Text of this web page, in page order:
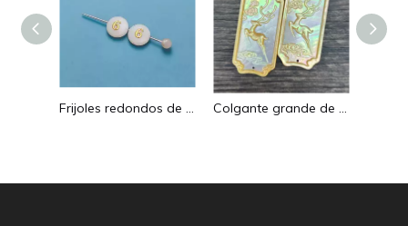
Frijoles redondos de nácar Natural para diseño de collar, corte de letras, cabujón de tamaño pequeño, fabricación de pulseras, concha de diseño Colgante grande de nácar Natural con imagen de animal, cuadrado de corte para collar con cabujón de diseño en relieve de concha amarilla